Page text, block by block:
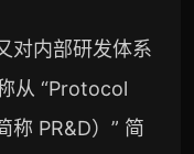
对内部研发体系
从 “Protocol
PR&D）” 简